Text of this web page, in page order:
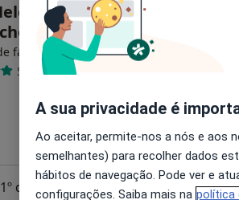
Maria
Simôes
família, Homeopata
5 opiniões
Rua da Constituição 668 1º drt tras, Porto Mapa
A sua privacidade é
Ao aceitar, permite-nos a nós e aos
semelhantes) para recolher dados
hábitos de navegação. Pode ver e
configurações. Saiba mais na política